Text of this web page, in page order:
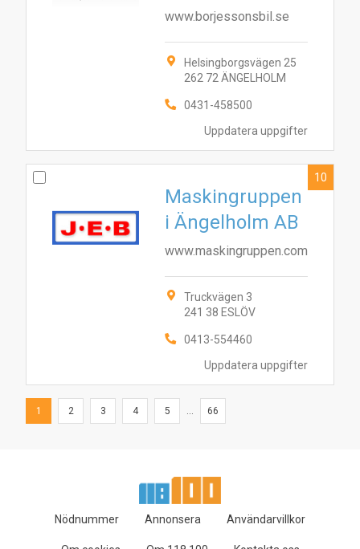
Uppdatera uppgifter
www.borjessonsbil.se
Helsingborgsvägen 25
262 72 ÄNGELHOLM
0431-458500
Uppdatera uppgifter
Maskingruppen
i Ängelholm AB
www.maskingruppen.com
Truckvägen 3
241 38 ESLÖV
0413-554460
10
1 2 3 4 5 ... 66
Nödnummer Annonsera Användarvillkor